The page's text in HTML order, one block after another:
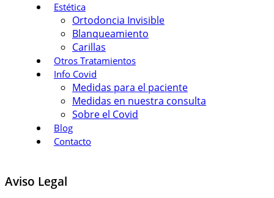
Estética
Ortodoncia Invisible
Blanqueamiento
Carillas
Otros Tratamientos
Info Covid
Medidas para el paciente
Medidas en nuestra consulta
Sobre el Covid
Blog
Contacto
Aviso Legal